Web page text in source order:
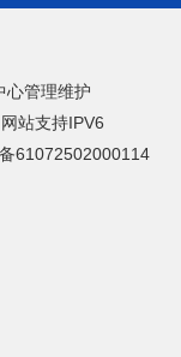
心管理维护
网站支持IPV6
61072502000114